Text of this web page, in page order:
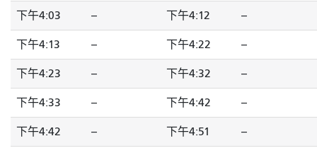
下午4:03 -- 下午4:12 --
下午4:13 -- 下午4:22 --
下午4:23 -- 下午4:32 --
下午4:33 -- 下午4:42 --
下午4:42 -- 下午4:51 --